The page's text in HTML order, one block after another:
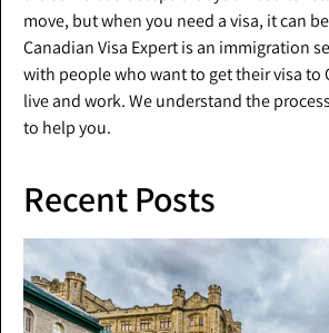
move, but when you need a visa, it can
Canadian Visa Expert is an immigration
with people who want to get their visa to
live and work. We understand the
to help you.
Recent Posts